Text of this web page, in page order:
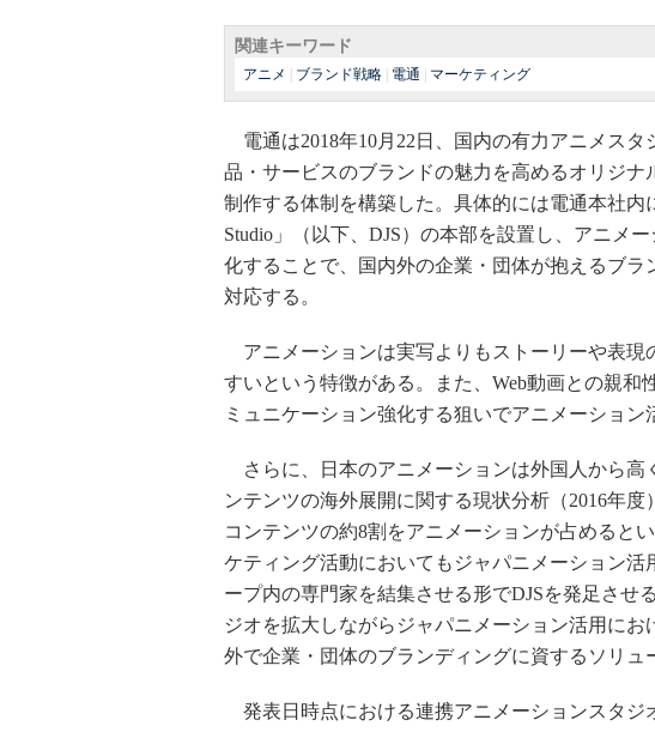
関連キーワード
アニメ ブランド戦略 電通 マーケティング
電通は2018年10月22日、国内の有力アニメス
品・サービスのブランドの魅力を高めるオリジ
制作する体制を構築した。具体的には電通本社内
Studio」（以下、DJS）の本部を設置し、アニメ
化することで、国内外の企業・団体が抱えるブ
対応する。
アニメーションは実写よりもストーリーや表現
すいという特徴がある。また、Web動画との親和
ミュニケーション強化する狙いでアニメーション
さらに、日本のアニメーションは外国人から高
ンテンツの海外展開に関する現状分析（2016年
コンテンツの約8割をアニメーションが占めると
ケティング活動においてもジャパニメーション
ープ内の専門家を結集させる形でDJSを発足させ
ジオを拡大しながらジャパニメーション活用に
外で企業・団体のブランディングに資するソリュ
発表日時点における連携アニメーションスタジ